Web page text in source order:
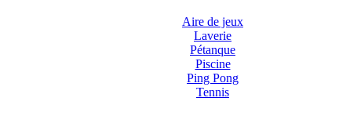
Aire de jeux
Laverie
Pétanque
Piscine
Ping Pong
Tennis